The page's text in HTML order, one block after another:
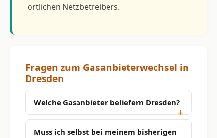
örtlichen Netzbetreibers.
Fragen zum Gasanbieterwechsel in
Dresden
Welche Gasanbieter beliefern Dresden?
Muss ich selbst bei meinem bisherigen